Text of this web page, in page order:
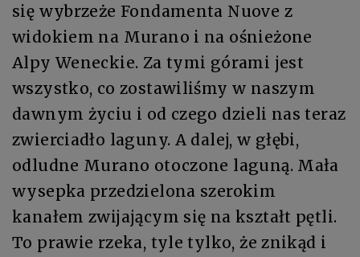
się wybrzeże Fondamenta Nuove z
widokiem na Murano i na ośnieżone
Alpy Weneckie. Za tymi górami jest
wszystko, co zostawiliśmy w naszym
dawnym życiu i od czego dzieli nas teraz
zwierciadło laguny. A dalej, w głębi,
odludne Murano otoczone laguną. Mała
wysepka przedzielona szerokim
kanałem zwijającym się na kształt pętli.
To prawie rzeka, tyle tylko, że znikąd i